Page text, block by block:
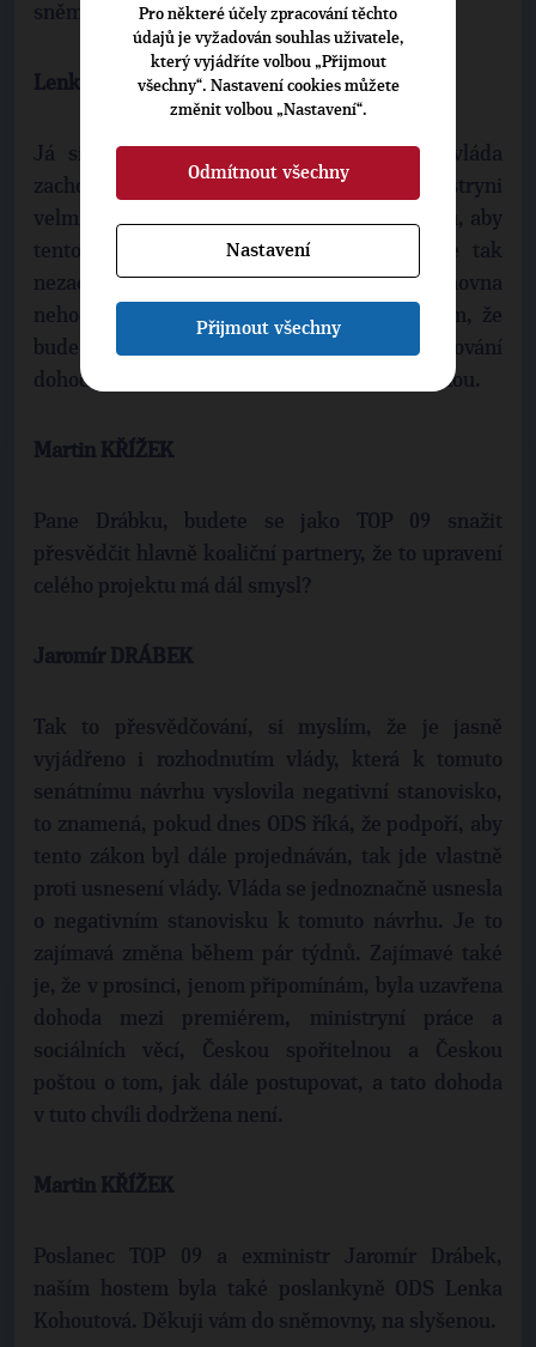
sněmovny?
Lenka KOHOUTOVÁ
Já si myslím, že jsme se zas ..., že se vláda
zachovala velmi korektně, protože paní ministryni
velmi slušně požádala a dala jí prostor k tomu, aby
tento projekt ukončila. Paní ministryně se tak
nezachovala, a proto Poslanecká sněmovna
nehodlá už dále čekat a podpoří návrh s tím, že
bude požadovat určitou opravu a reflektování
dohod o ukončení smlouvy s Českou spořitelnou.
Martin KŘÍŽEK
Pane Drábku, budete se jako TOP 09 snažit
přesvědčit hlavně koaliční partnery, že to upravení
celého projektu má dál smysl?
Jaromír DRÁBEK
Tak to přesvědčování, si myslím, že je jasně
vyjádřeno i rozhodnutím vlády, která k tomuto
senátnímu návrhu vyslovila negativní stanovisko,
to znamená, pokud dnes ODS říká, že podpoří, aby
tento zákon byl dále projednáván, tak jde vlastně
proti usnesení vlády. Vláda se jednoznačně usnesla
o negativním stanovisku k tomuto návrhu. Je to
zajímavá změna během pár týdnů. Zajímavé také
je, že v prosinci, jenom připomínám, byla uzavřena
dohoda mezi premiérem, ministryní práce a
sociálních věcí, Českou spořitelnou a Českou
poštou o tom, jak dále postupovat, a tato dohoda
v tuto chvíli dodržena není.
Martin KŘÍŽEK
Poslanec TOP 09 a exministr Jaromír Drábek,
naším hostem byla také poslankyně ODS Lenka
Kohoutová. Děkuji vám do sněmovny, na slyšenou.
Pro některé účely zpracování těchto
údajů je vyžadován souhlas uživatele,
který vyjádříte volbou „Přijmout
všechny“. Nastavení cookies můžete
změnit volbou „Nastavení“.
Odmítnout všechny
Nastavení
Přijmout všechny